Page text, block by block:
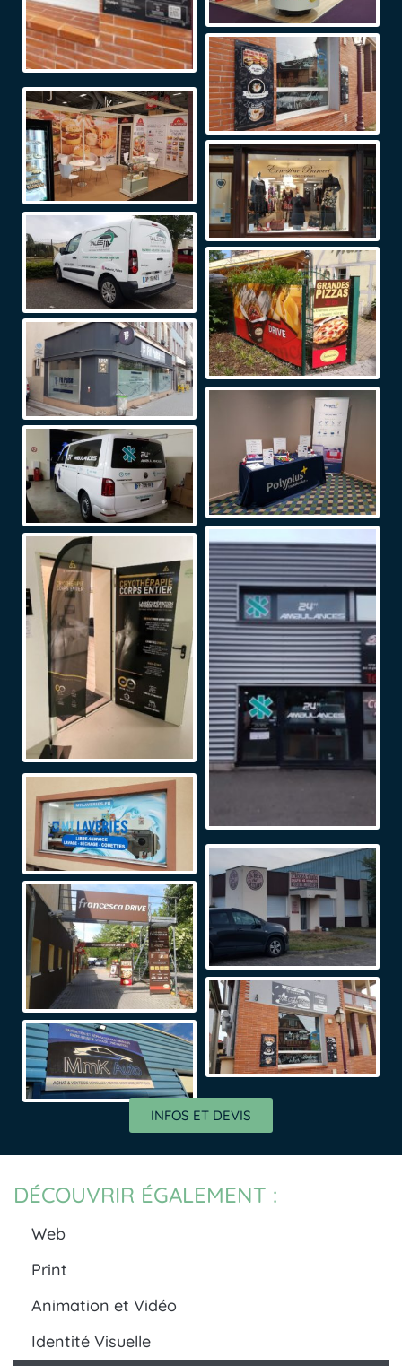
INFOS ET DEVIS
DÉCOUVRIR ÉGALEMENT :
Web
Print
Animation et Vidéo
Identité Visuelle